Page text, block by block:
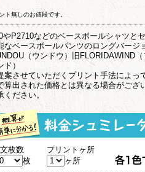
ト無しのお値段です。
やP2710などのベースボールシャツと
なベースボールパンツのロングバージ
（ウンドウ）旧FLORIDAWIND
ド）
させていただくプリント手法によっ
算出された価格とは異なる場合がござ
ください。
枚数
プリントヶ所
枚
ヶ所